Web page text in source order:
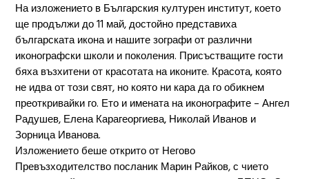
На изложението в Българския културен институт, което
ще продължи до 11 май, достойно представиха
българската икона и нашите зографи от различни
иконографски школи и поколения. Присъстващите гости
бяха възхитени от красотата на иконите. Красота, която
не идва от този свят, но която ни кара да го обикнем
преоткривайки го. Ето и имената на иконографите – Ангел
Радушев, Елена Карагеоргиева, Николай Иванов и
Зорница Иванова.
Изложението беше открито от Негово
Превъзходителство посланик Марин Райков, с чието